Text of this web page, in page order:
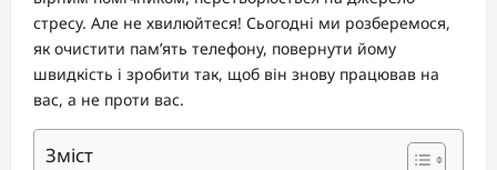
стресу. Але не хвилюйтеся! Сьогодні ми розберемося,
як очистити пам’ять телефону, повернути йому
швидкість і зробити так, щоб він знову працював на
вас, а не проти вас.
Зміст